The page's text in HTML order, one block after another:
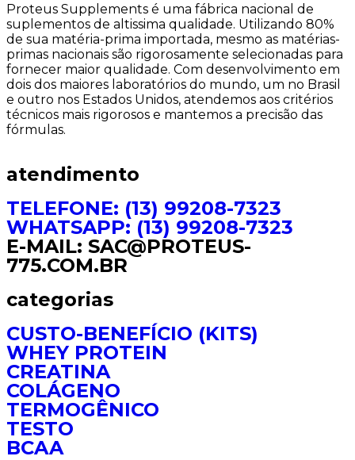
Proteus Supplements é uma fábrica nacional de
suplementos de altissima qualidade. Utilizando 80%
de sua matéria-prima importada, mesmo as matérias-
primas nacionais são rigorosamente selecionadas para
fornecer maior qualidade. Com desenvolvimento em
dois dos maiores laboratórios do mundo, um no Brasil
e outro nos Estados Unidos, atendemos aos critérios
técnicos mais rigorosos e mantemos a precisão das
fórmulas.
atendimento
TELEFONE: (13) 99208-7323
WHATSAPP: (13) 99208-7323
E-MAIL: SAC@PROTEUS-
775.COM.BR
categorias
CUSTO-BENEFÍCIO (KITS)
WHEY PROTEIN
CREATINA
COLÁGENO
TERMOGÊNICO
TESTO
BCAA